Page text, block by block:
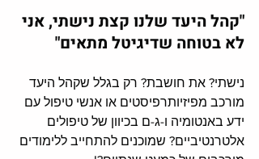
"קהל היעד שלנו קצת נישתי, אני
לא בטוחה שדיגיטל מתאים"
נישתי? את חושבת? רק בגלל שקהל היעד
מורכב מפיזיותרפיסטים או אנשי טיפול עם
ידע באנטומיה ו-ג-ם בכיוון של טיפולים
אלטרנטיביים? שמוכנים להתחייב ללימודים